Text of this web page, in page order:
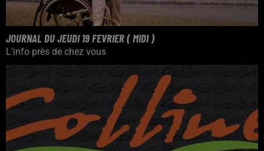
JOURNAL DU JEUDI 19 FEVRIER ( MIDI )
L'info près de chez vous